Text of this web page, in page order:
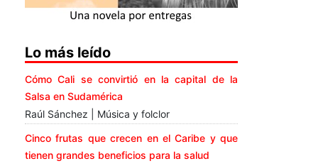
Lo más leído
Cómo Cali se convirtió en la capital de la
Salsa en Sudamérica
Raúl Sánchez | Música y folclor
Cinco frutas que crecen en el Caribe y que
tienen grandes beneficios para la salud